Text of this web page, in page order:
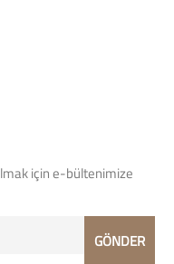
için e-bültenimize